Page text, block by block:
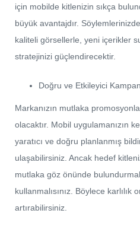
için mobilde kitlenizin sıkça
büyük avantajdır.
kaliteli görsellerle, yeni içerikler
stratejinizi güçlendirecektir.
Doğru ve Etkileyici
Markanızın mutlaka
olacaktır. Mobil uygulamanızın
yaratıcı ve doğru planlanmış
ulaşabilirsiniz. Ancak hedef
mutlaka göz önünde
kullanmalısınız. Böylece karlılık
artırabilirsiniz.